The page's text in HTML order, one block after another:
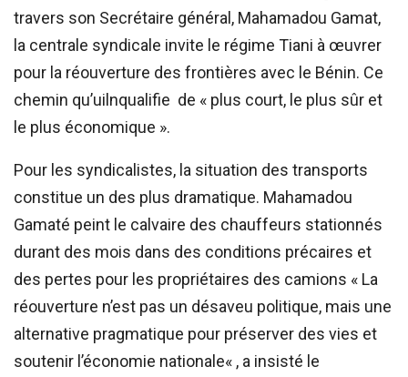
travers son Secrétaire général, Mahamadou Gamat,
la centrale syndicale invite le régime Tiani à œuvrer
pour la réouverture des frontières avec le Bénin. Ce
chemin qu’uilnqualifie de « plus court, le plus sûr et
le plus économique ».
Pour les syndicalistes, la situation des transports
constitue un des plus dramatique. Mahamadou
Gamaté peint le calvaire des chauffeurs stationnés
durant des mois dans des conditions précaires et
des pertes pour les propriétaires des camions « La
réouverture n’est pas un désaveu politique, mais une
alternative pragmatique pour préserver des vies et
soutenir l’économie nationale« , a insisté le